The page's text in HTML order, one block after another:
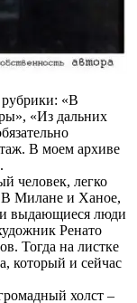
«В
«Из дальних
В моем архиве
человек, легко
Милане и Ханое,
выдающиеся люди
Ренато
Тогда на листке
который и сейчас
холст –